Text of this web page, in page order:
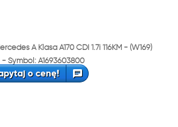
A Klasa A170 CDI 1.7i 116KM - (W169)
- Symbol: A1693603800
o cenę!